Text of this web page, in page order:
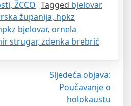
, ŽCCO Tagged bjelovar,
županija, hpkz
bjelovar, ornela
strugar, zdenka brebrić
Sljedeća objava:
Poučavanje o
holokaustu